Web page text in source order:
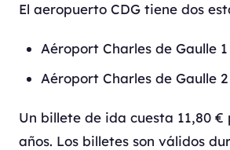
El aeropuerto CDG tiene dos
Aéroport Charles de Gaulle
Aéroport Charles de Gaulle
Un billete de ida cuesta 11,80
años. Los billetes son válidos